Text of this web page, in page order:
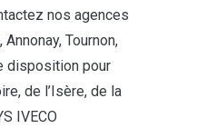
nos agences
Tournon,
disposition pour
de l’Isère, de la
IVECO